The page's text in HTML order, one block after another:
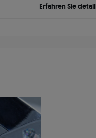
Erfahren Sie